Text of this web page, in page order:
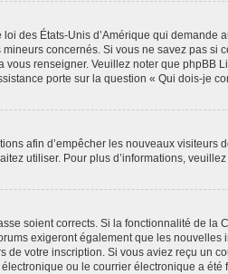
des États-Unis d’Amérique qui
concernés. Si vous ne savez pas
renseigner. Veuillez noter que phpBB
porte sur la question « Qui dois-je
afin d’empêcher les nouveaux
utiliser. Pour plus d’informations,
soient corrects. Si la fonctionnalité de
exigeront également que les
votre inscription. Si vous aviez reçu un
ou le courrier électronique a